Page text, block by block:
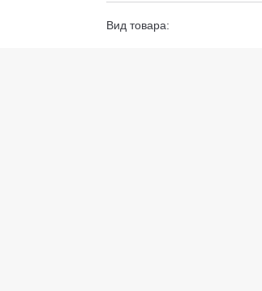
Вид товара: